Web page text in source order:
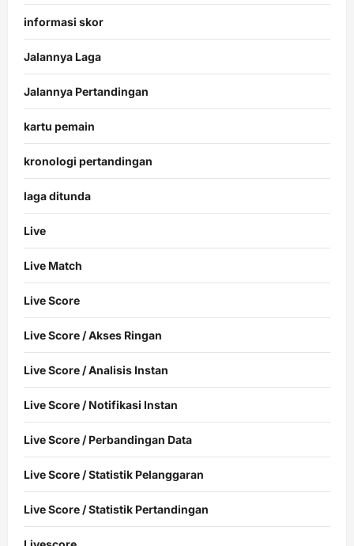
informasi skor
Jalannya Laga
Jalannya Pertandingan
kartu pemain
kronologi pertandingan
laga ditunda
Live
Live Match
Live Score
Live Score / Akses Ringan
Live Score / Analisis Instan
Live Score / Notifikasi Instan
Live Score / Perbandingan Data
Live Score / Statistik Pelanggaran
Live Score / Statistik Pertandingan